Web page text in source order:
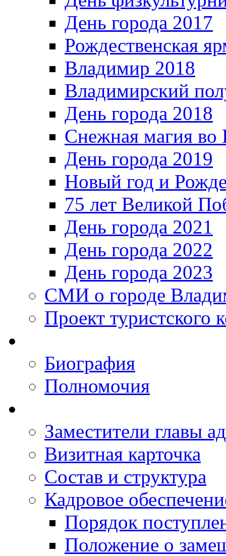
День города 2017
Рождественская
Владимир 2018
Владимирский
День города 2018
Снежная магия во
День города 2019
Новый год и
75 лет Великой
День города 2021
День города 2022
День города 2023
СМИ о городе
Проект туристского
Биография
Полномочия
Заместители главы
Визитная карточка
Состав и структура
Кадровое
Порядок
Положение о